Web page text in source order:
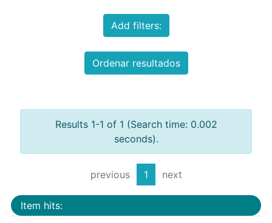
Add filters:
Ordenar resultados
Results 1-1 of 1 (Search time: 0.002
seconds).
previous 1 next
Item hits: